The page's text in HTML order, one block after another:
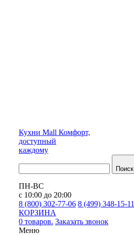
Кухни Mall Комфорт,
доступный
каждому
Поиск
ПН-ВС
с 10:00 до 20:00
8 (800) 302-77-06 8 (499) 348-15-11
КОРЗИНА
0 товаров. Заказать звонок
Меню